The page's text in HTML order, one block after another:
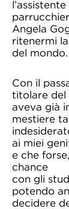
Angela
ritenermi
del mondo.
Con il
titolare del
aveva già
mestiere
ai miei
e che
chance
con gli
potendo
decidere